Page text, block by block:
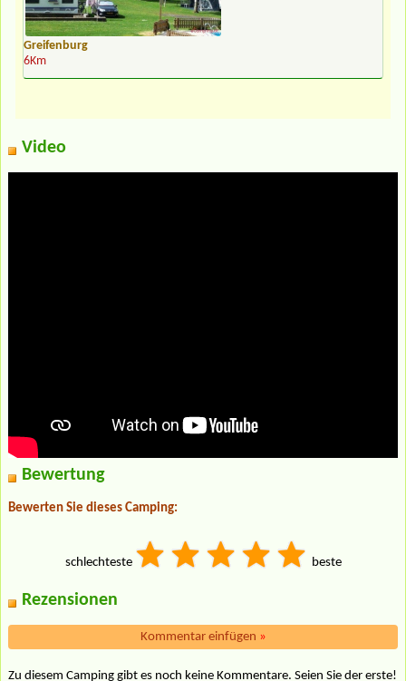
Greifenburg
6Km
Video
Bewertung
Bewerten Sie dieses Camping:
schlechteste beste
Rezensionen
Kommentar einfügen »
Zu diesem Camping gibt es noch keine Kommentare. Seien Sie der erste!